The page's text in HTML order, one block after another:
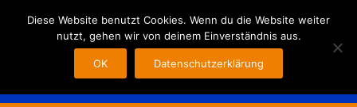
MENU
Diese Website benutzt Cookies. Wenn du die Website weiter
nutzt, gehen wir von deinem Einverständnis aus.
OK Datenschutzerklärung